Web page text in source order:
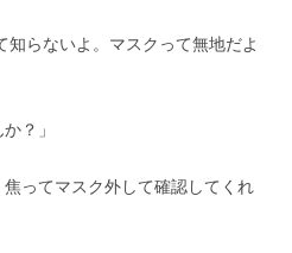
らないよ。マスクって無地だよ
？」
ってマスク外して確認してくれ